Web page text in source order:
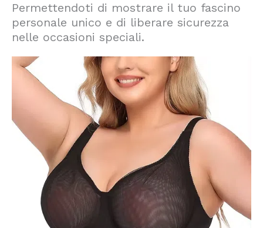
Permettendoti di mostrare il tuo fascino
personale unico e di liberare sicurezza
nelle occasioni speciali.